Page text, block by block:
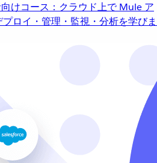
けコース：クラウド上で Mule ア
ロイ・管理・監視・分析を学びま